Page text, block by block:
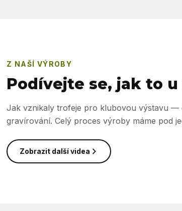
Z NAŠÍ VÝROBY
Podívejte se, jak to u
Jak vznikaly trofeje pro klubovou výstavu —
gravírování. Celý proces výroby máme pod
Zobrazit další videa